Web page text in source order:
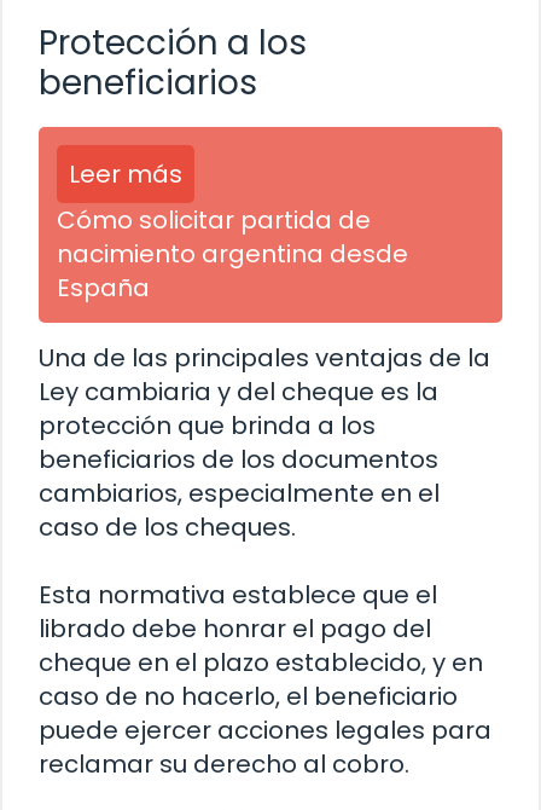
Protección a los
beneficiarios
Leer más
Cómo solicitar partida de
nacimiento argentina desde
España
Una de las principales ventajas de la
Ley cambiaria y del cheque es la
protección que brinda a los
beneficiarios de los documentos
cambiarios, especialmente en el
caso de los cheques.
Esta normativa establece que el
librado debe honrar el pago del
cheque en el plazo establecido, y en
caso de no hacerlo, el beneficiario
puede ejercer acciones legales para
reclamar su derecho al cobro.